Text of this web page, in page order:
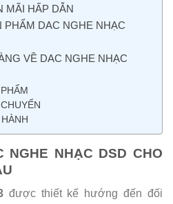
MÃI HẤP DẪN
DAC NGHE NHẠC
VỀ DAC NGHE NHẠC
NGHE NHẠC DSD CHO
được thiết kế hướng đến đối